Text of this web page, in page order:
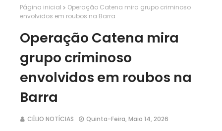
Página inicial
Operação Catena mira grupo criminoso
envolvidos em roubos na Barra
Operação Catena mira
grupo criminoso
envolvidos em roubos na
Barra
CÉLIO NOTÍCIAS Quinta-Feira, Maio 14, 2026